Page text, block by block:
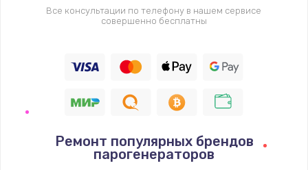
Все консультации по телефону в нашем сервисе
совершенно бесплатны
Ремонт популярных брендов
парогенераторов